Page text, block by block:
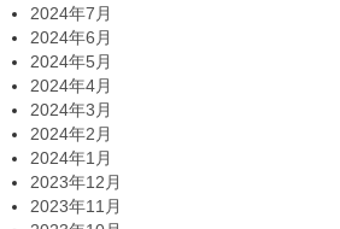
2024年7月
2024年6月
2024年5月
2024年4月
2024年3月
2024年2月
2024年1月
2023年12月
2023年11月